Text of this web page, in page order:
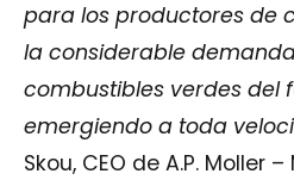
para los productores de
la considerable
combustibles verdes del
emergiendo a toda
Skou, CEO de A.P. Moller